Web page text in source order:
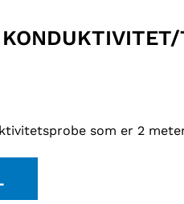
som er 2